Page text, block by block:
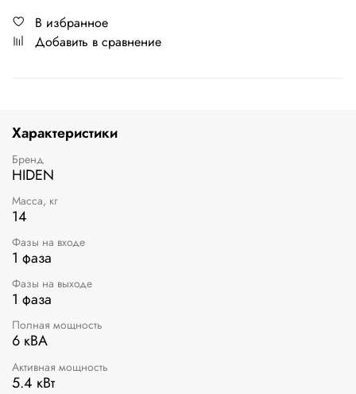
В избранное
Добавить в сравнение
Характеристики
Бренд
HIDEN
Масса, кг
14
Фазы на входе
1 фаза
Фазы на выходе
1 фаза
Полная мощность
6 кВА
Активная мощность
5.4 кВт